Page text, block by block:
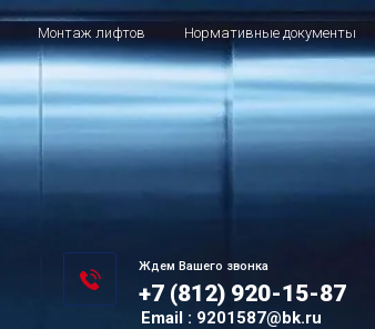
Монтаж лифтов Нормативные документы
Ждем Вашего звонка
+7 (812) 920-15-87
Email : 9201587@bk.ru